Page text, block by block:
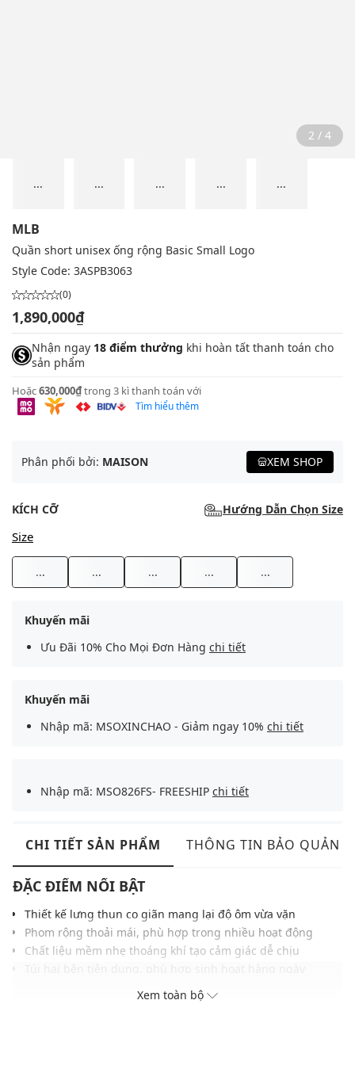
2 / 4
... ... ... ... ...
MLB
Quần short unisex ống rộng Basic Small Logo
Style Code: 3ASPB3063
(0)
1,890,000₫
Nhận ngay 18 điểm thưởng khi hoàn tất thanh toán cho
sản phẩm
Hoặc630,000₫trong 3 kì thanh toán với
Tìm hiểu thêm
Phân phối bởi: MAISON XEM SHOP
KÍCH CỠ Hướng Dẫn Chọn Size
Size
... ... ... ... ...
Khuyến mãi
Ưu Đãi 10% Cho Mọi Đơn Hàng chi tiết
Khuyến mãi
Nhập mã: MSOXINCHAO - Giảm ngay 10% chi tiết
Nhập mã: MSO826FS- FREESHIP chi tiết
CHI TIẾT SẢN PHẨM THÔNG TIN BẢO QUẢN
ĐẶC ĐIỂM NỔI BẬT
Thiết kế lưng thun co giãn mang lại độ ôm vừa vặn
Phom rộng thoải mái, phù hợp trong nhiều hoạt động
Chất liệu mềm nhẹ thoáng khí tạo cảm giác dễ chịu
Đường may bền chắc gọn gàng giữ phom ổn định
Gam màu tối giản hiện đại, phù hợp nhiều phong cách
Xem toàn bộ